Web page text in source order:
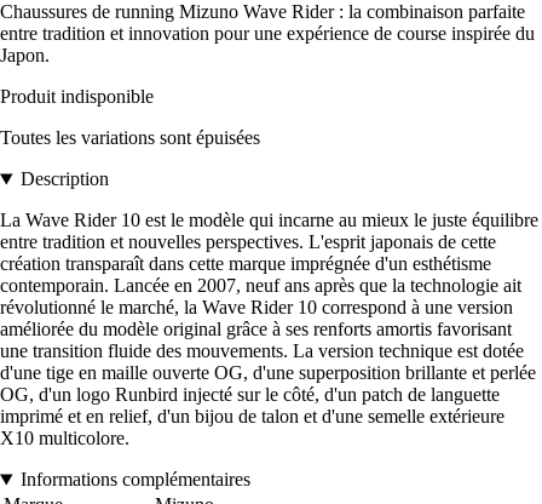
Chaussures de running Mizuno Wave Rider : la combinaison parfaite
entre tradition et innovation pour une expérience de course inspirée du
Japon.
Produit indisponible
Toutes les variations sont épuisées
Description
La Wave Rider 10 est le modèle qui incarne au mieux le juste équilibre
entre tradition et nouvelles perspectives. L'esprit japonais de cette
création transparaît dans cette marque imprégnée d'un esthétisme
contemporain. Lancée en 2007, neuf ans après que la technologie ait
révolutionné le marché, la Wave Rider 10 correspond à une version
améliorée du modèle original grâce à ses renforts amortis favorisant
une transition fluide des mouvements. La version technique est dotée
d'une tige en maille ouverte OG, d'une superposition brillante et perlée
OG, d'un logo Runbird injecté sur le côté, d'un patch de languette
imprimé et en relief, d'un bijou de talon et d'une semelle extérieure
X10 multicolore.
Informations complémentaires